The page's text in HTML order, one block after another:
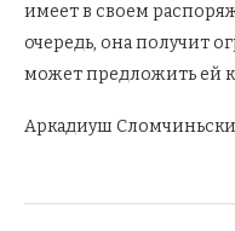
имеет в своем
очередь, она получит
может предложить ей
Аркадиуш